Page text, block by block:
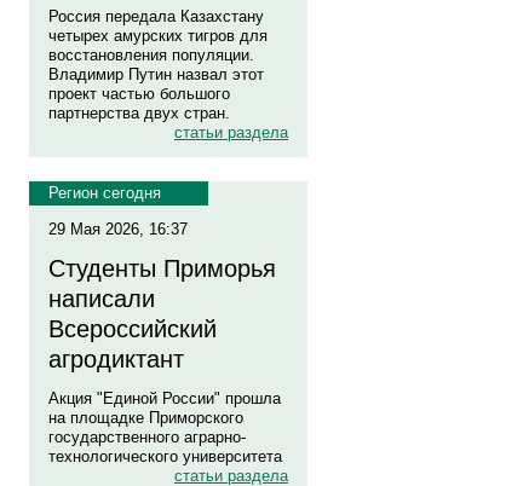
Россия передала Казахстану
четырех амурских тигров для
восстановления популяции.
Владимир Путин назвал этот
проект частью большого
партнерства двух стран.
статьи раздела
Регион сегодня
29 Мая 2026, 16:37
Студенты Приморья
написали
Всероссийский
агродиктант
Акция "Единой России" прошла
на площадке Приморского
государственного аграрно-
технологического университета
статьи раздела